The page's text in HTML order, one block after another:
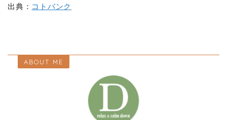
出典： コトバンク
ABOUT ME